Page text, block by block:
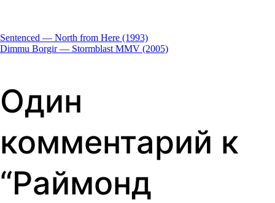
Sentenced — North from Here (1993)
Dimmu Borgir — Stormblast MMV (2005)
Один
комментарий к
“Раймонд